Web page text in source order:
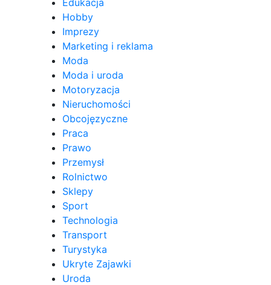
Hobby
Imprezy
Marketing i reklama
Moda
Moda i uroda
Motoryzacja
Nieruchomości
Obcojęzyczne
Praca
Prawo
Przemysł
Rolnictwo
Sklepy
Sport
Technologia
Transport
Turystyka
Ukryte Zajawki
Uroda